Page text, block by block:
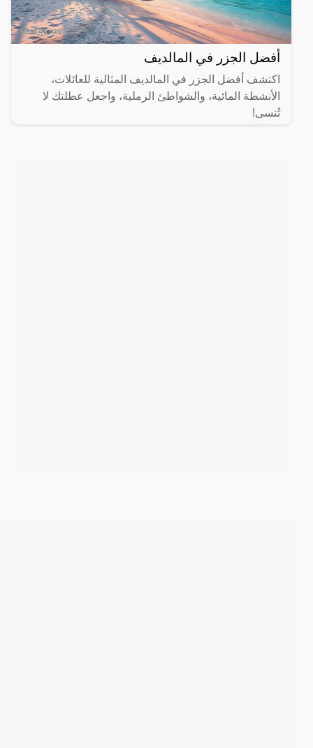
أفضل الجزر في المالديف
اكتشف أفضل الجزر في المالديف المثالية للعائلات،
الأنشطة المائية، والشواطئ الرملية، واجعل عطلتك لا
تُنسى!